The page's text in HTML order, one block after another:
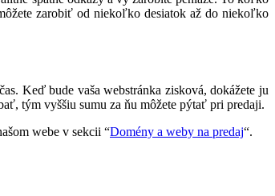
zarobiť od niekoľko desiatok až do niekoľko
Keď bude vaša webstránka zisková, dokážete ju
tým vyššiu sumu za ňu môžete pýtať pri predaji.
webe v sekcii “Domény a weby na predaj“.